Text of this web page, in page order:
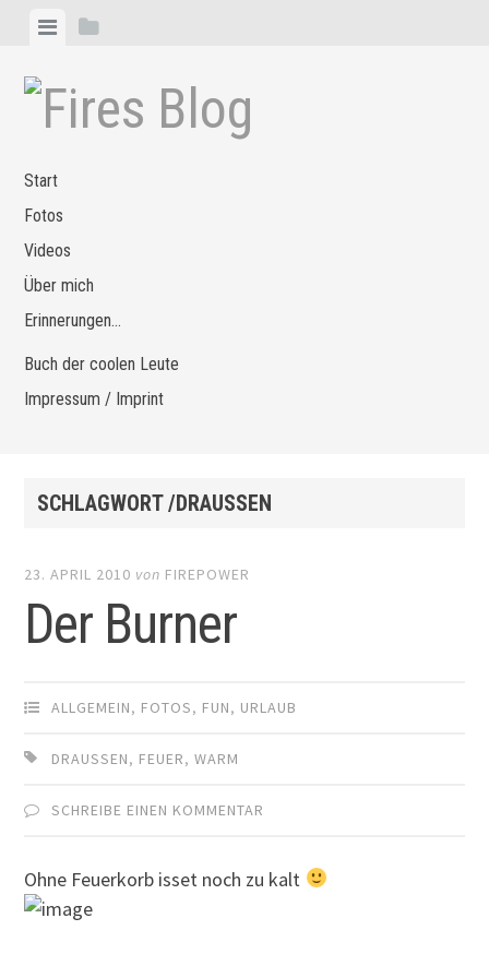
Zum
springen
MenüSeitenleiste
Start
Fotos
Videos
Über mich
Erinnerungen…
Buch der coolen Leute
Impressum / Imprint
SCHLAGWORT /DRAUSSEN
23. APRIL 2010 von FIREPOWER
Der Burner
ALLGEMEIN, FOTOS, FUN, URLAUB
DRAUSSEN , FEUER,WARM
SCHREIBE EINEN KOMMENTAR
Ohne Feuerkorb isset noch zu kalt